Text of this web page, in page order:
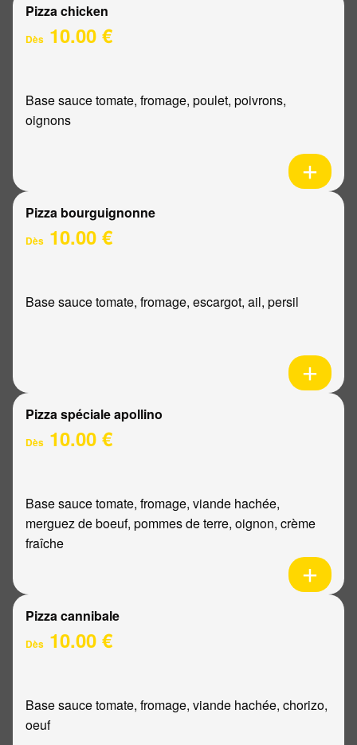
Pizza chicken
Dès 10.00 €
Base sauce tomate, fromage, poulet, poivrons,
oignons
Pizza bourguignonne
Dès 10.00 €
Base sauce tomate, fromage, escargot, ail, persil
Pizza spéciale apollino
Dès 10.00 €
Base sauce tomate, fromage, viande hachée,
merguez de boeuf, pommes de terre, oignon, crème
fraîche
Pizza cannibale
Dès 10.00 €
Base sauce tomate, fromage, viande hachée, chorizo,
oeuf